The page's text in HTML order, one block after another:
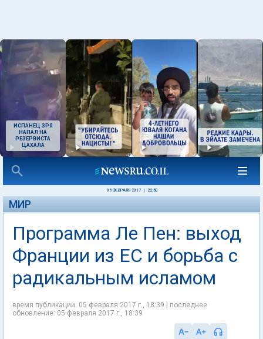
ИСПАНЕЦ ЗРЯ
НАПАЛ НА
РЕЗЕРВИСТА
ЦАХАЛА
05 ФЕВРАЛЯ 2017 22:50
МИР
Программа Ле Пен: выход
Франции из ЕС и борьба с
радикальным исламом
время публикации: 05 февраля 2017 г., 18:39 | последнее
обновление: 05 февраля 2017 г., 18:39